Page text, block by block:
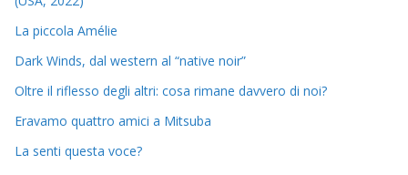
La piccola Amélie
Dark Winds, dal western al “native noir”
Oltre il riflesso degli altri: cosa rimane davvero di noi?
Eravamo quattro amici a Mitsuba
La senti questa voce?